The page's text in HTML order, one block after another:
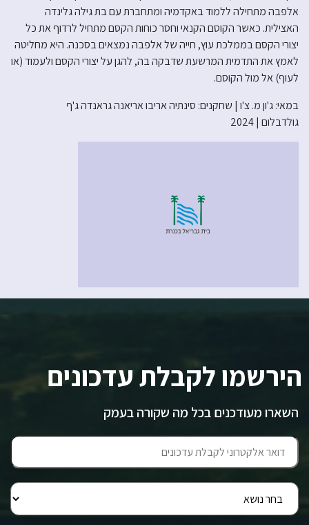
אלפבה מתחילה ללמוד באקדמיה ומתחברת עם בת גילה גלינדה
האצילית. כאשר הקוסם הקנאי וחסר כוחות הקסם מתחיל לרדוף את כל
יצורי הקסם בממלכת עוץ, חייה של אלפבה נמצאים בסכנה. היא מחליטה
לאמץ את התדמית המרשעת שדבקה בה, להגן על יצורי הקסם ולעמוד (או
לעוף) אל מול הקוסם.
במאי: ג'ון מ. צ'ו | שחקנים: סינתיה אריבו אריאנה גראנדה ג'ף
גולדבלום | 2024
הירשמו לקבלת עדכונים
השארו מעודכנים בכל מה שקורה בעמק